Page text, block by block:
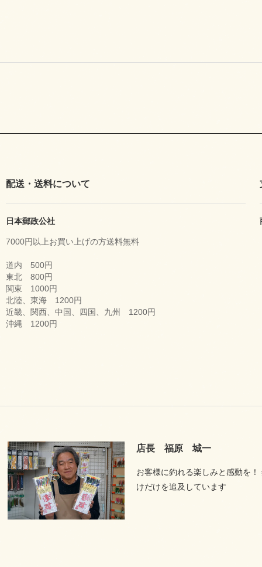
配送・送料について
日本郵政公社
7000円以上お買い上げの方送料無料
道内 500円
東北 800円
関東 1000円
北陸、東海 1200円
近畿、関西、中国、四国、九州 1200円
沖縄 1200円
店長 福原 城一
お客様に釣れる楽しみと感動を！
けだけを追及しています